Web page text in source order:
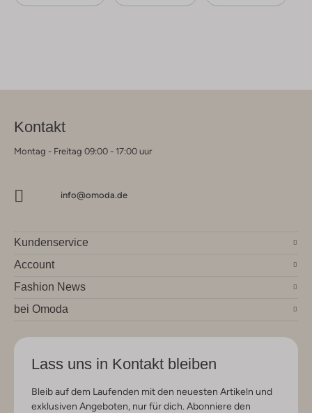
Kontakt
Montag - Freitag 09:00 - 17:00 uur
info@omoda.de
Kundenservice
Account
Fashion News
bei Omoda
Lass uns in Kontakt bleiben
Bleib auf dem Laufenden mit den neuesten Artikeln und
exklusiven Angeboten, nur für dich. Abonniere den